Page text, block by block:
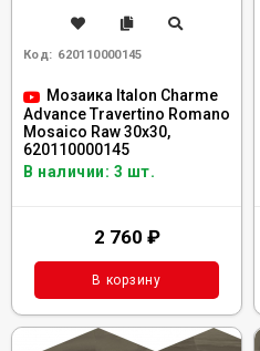
Код: 620110000145
Мозаика Italon Charme
Advance Travertino Romano
Mosaico Raw 30x30,
620110000145
В наличии: 3 шт.
2 760 ₽
В корзину